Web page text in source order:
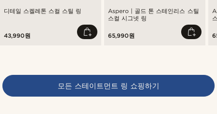
디테일 스켈레톤 스컬 스틸 링
43,990원
Aspero | 골드 톤 스테인리스 스틸
스컬 시그넷 링
65,990원
모든 스테이트먼트 링 쇼핑하기